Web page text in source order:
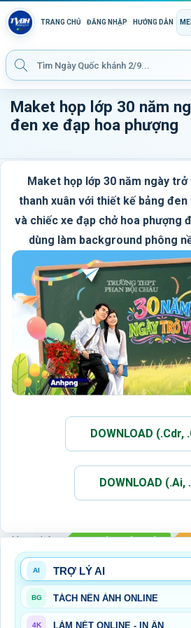
TRANG CHỦ ĐĂNG NHẬP HƯỚNG DẪN
Maket họp lớp 30 năm
đen xe đạp hoa phượng
Maket họp lớp 30 năm ngày
thanh xuân với thiết kế bảng
và chiếc xe đạp chở hoa phượng
dùng làm background phông
DOWNLOAD (.Cdr,
DOWNLOAD (.Ai,
Xem thêm:
AI TRỢ LÝ AI
BG TÁCH NỀN ẢNH ONLINE
4K LÀM NÉT ONLINE - IN ẤN